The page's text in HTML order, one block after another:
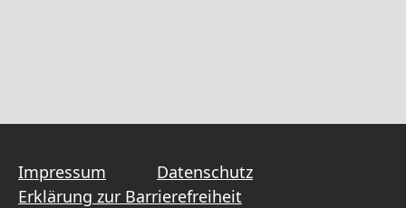
Impressum
Datenschutz
Erklärung zur Barrierefreiheit